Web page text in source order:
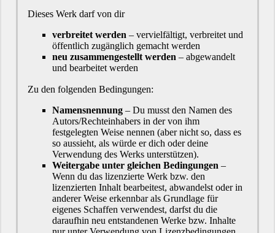
Dieses Werk darf von dir
verbreitet werden – vervielfältigt, verbreitet und
öffentlich zugänglich gemacht werden
neu zusammengestellt werden – abgewandelt
und bearbeitet werden
Zu den folgenden Bedingungen:
Namensnennung – Du musst den Namen des
Autors/Rechteinhabers in der von ihm
festgelegten Weise nennen (aber nicht so, dass es
so aussieht, als würde er dich oder deine
Verwendung des Werks unterstützen).
Weitergabe unter gleichen Bedingungen –
Wenn du das lizenzierte Werk bzw. den
lizenzierten Inhalt bearbeitest, abwandelst oder in
anderer Weise erkennbar als Grundlage für
eigenes Schaffen verwendest, darfst du die
daraufhin neu entstandenen Werke bzw. Inhalte